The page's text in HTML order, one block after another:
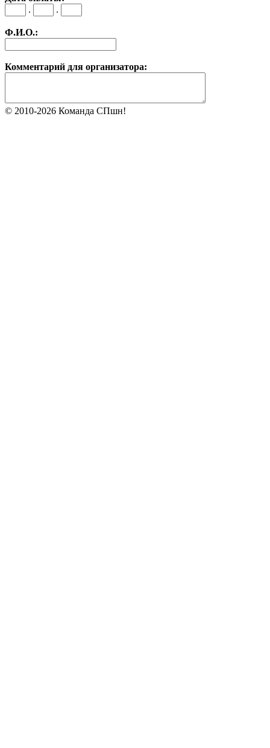
.
.
Ф.И.О.:
Комментарий для организатора:
© 2010-2026 Команда СПшн!